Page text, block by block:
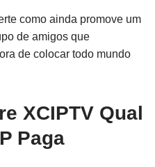
como ainda promove um
de amigos que
de colocar todo mundo
XCIPTV Qual
Paga